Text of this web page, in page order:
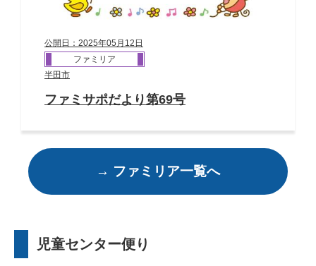
公開日：2025年05月12日
ファミリア
半田市
ファミサポだより第69号
→ ファミリア一覧へ
児童センター便り